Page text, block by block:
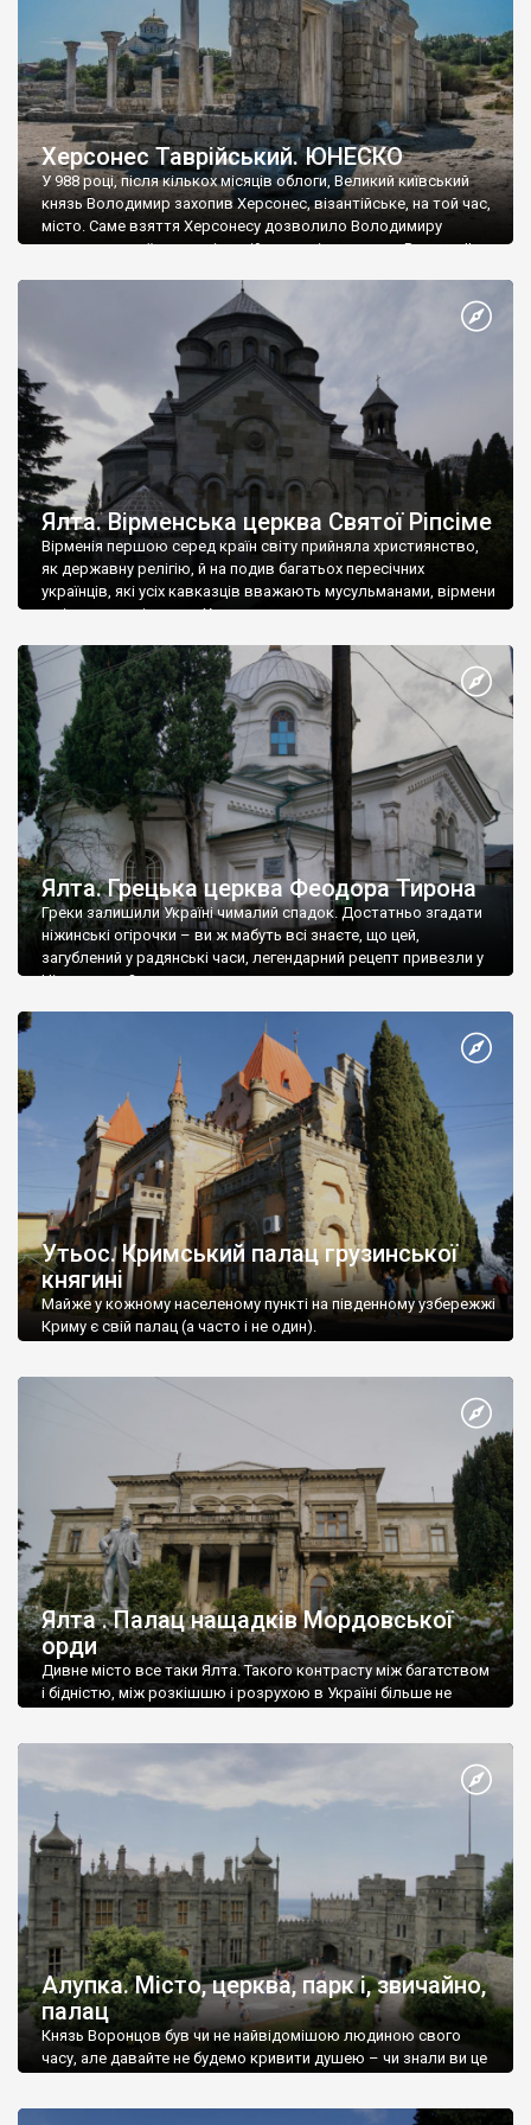
Херсонес Таврійський. ЮНЕСКО
У 988 році, після кількох місяців облоги, Великий київський
князь Володимир захопив Херсонес, візантійське, на той час,
місто. Саме взяття Херсонесу дозволило Володимиру
диктувати свої умови візантійському імператору Василю ІІ, та
Херсонесі Володимир-язичник, став Василем-християнином.
А потім було Хрещення Русі. На честь Херсонесу Таврійського
Ялта. Вірменська церква Святої Ріпсіме
Вірменія першою серед країн світу прийняла християнство,
як державну релігію, й на подив багатьох пересічних
українців, які усіх кавказців вважають мусульманами, вірмени
є відданими вірянами Христа
Ялта. Грецька церква Феодора Тирона
Греки залишили Україні чималий спадок. Достатньо згадати
ніжинські огірочки – ви ж мабуть всі знаєте, що цей,
загублений у радянські часи, легендарний рецепт привезли у
Ніжин греки?
Утьос. Кримський палац грузинської
княгині
Майже у кожному населеному пункті на південному узбережжі
Криму є свій палац (а часто і не один).
Ялта . Палац нащадків Мордовської
орди
Дивне місто все таки Ялта. Такого контрасту між багатством
і бідністю, між розкішшю і розрухою в Україні більше не
Алупка. Місто, церква, парк і, звичайно,
палац
Князь Воронцов був чи не найвідомішою людиною свого
часу, але давайте не будемо кривити душею – чи знали ви це